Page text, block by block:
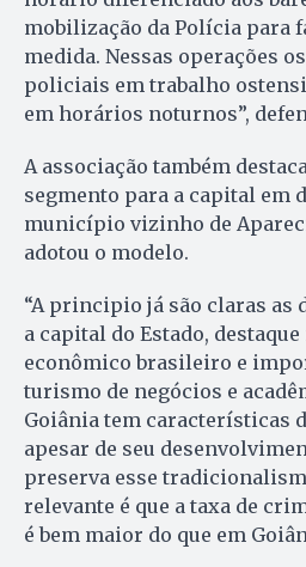
mobilização da Polícia para
medida. Nessas operações
policiais em trabalho
em horários noturnos”,
A associação também
segmento para a capital em
município vizinho de
adotou o modelo.
“A principio já são claras as
a capital do Estado,
econômico brasileiro e
turismo de negócios e
Goiânia tem características
apesar de seu
preserva esse
relevante é que a taxa de
é bem maior do que em